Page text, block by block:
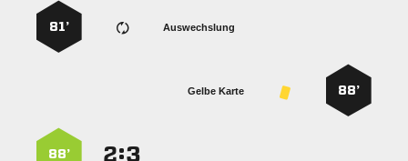
Auswechslung
81’
88’
Gelbe Karte
:
88’